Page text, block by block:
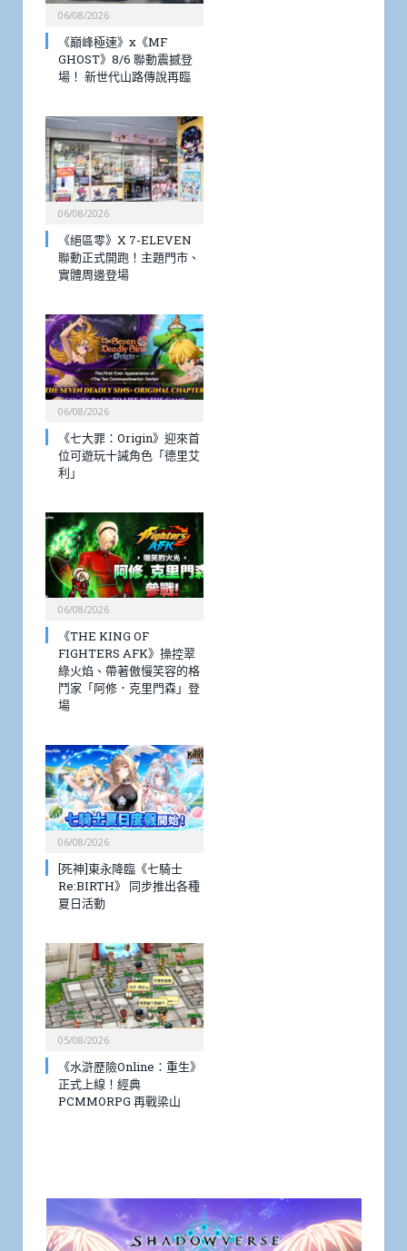
06/08/2026
《巔峰極速》x《MF
GHOST》8/6 聯動震撼登
場！ 新世代山路傳說再臨
06/08/2026
《絕區零》X 7-ELEVEN
聯動正式開跑！主題門市、
實體周邊登場
06/08/2026
《七大罪：Origin》迎來首
位可遊玩十誡角色「德里艾
利」
06/08/2026
《THE KING OF
FIGHTERS AFK》操控翠
綠火焰、帶著傲慢笑容的格
鬥家「阿修．克里門森」登
場
06/08/2026
[死神]東永降臨《七騎士
Re:BIRTH》 同步推出各種
夏日活動
05/08/2026
《水滸歷險Online：重生》
正式上線！經典
PCMMORPG 再戰梁山